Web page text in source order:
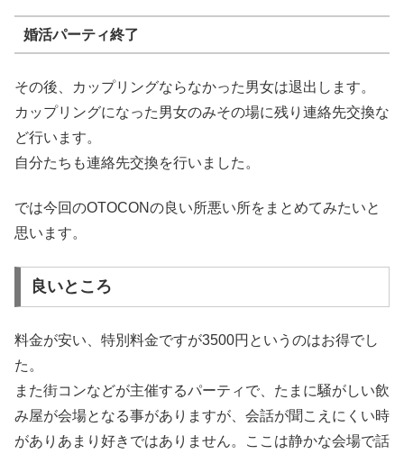
婚活パーティ終了
その後、カップリングならなかった男女は退出します。
カップリングになった男女のみその場に残り連絡先交換な
ど行います。
自分たちも連絡先交換を行いました。
では今回のOTOCONの良い所悪い所をまとめてみたいと
思います。
良いところ
料金が安い、特別料金ですが3500円というのはお得でし
た。
また街コンなどが主催するパーティで、たまに騒がしい飲
み屋が会場となる事がありますが、会話が聞こえにくい時
がありあまり好きではありません。ここは静かな会場で話